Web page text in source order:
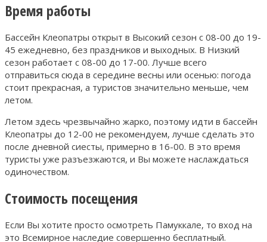
Время работы
Бассейн Клеопатры открыт в Высокий сезон с 08-00 до 19-
45 ежедневно, без праздников и выходных. В Низкий
сезон работает с 08-00 до 17-00. Лучше всего
отправиться сюда в середине весны или осенью: погода
стоит прекрасная, а туристов значительно меньше, чем
летом.
Летом здесь чрезвычайно жарко, поэтому идти в бассейн
Клеопатры до 12-00 не рекомендуем, лучше сделать это
после дневной сиесты, примерно в 16-00. В это время
туристы уже разъезжаются, и Вы можете наслаждаться
одиночеством.
Стоимость посещения
Если Вы хотите просто осмотреть Памуккале, то вход на
это Всемирное наследие совершенно бесплатный.